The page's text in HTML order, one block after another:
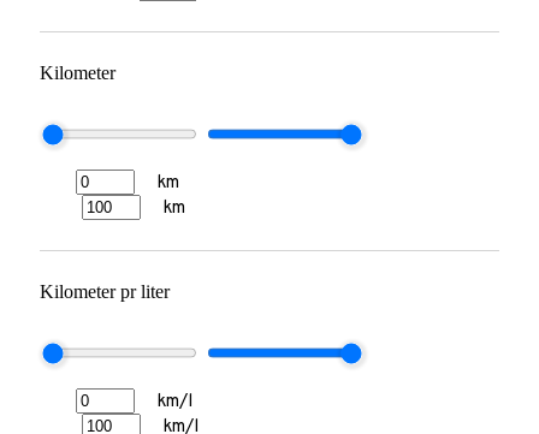
Kilometer
km
km
Kilometer pr liter
km/l
km/l